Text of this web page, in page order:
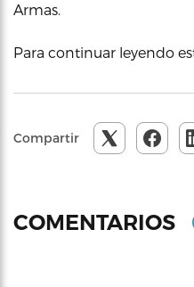
Armas.
Para continuar leyendo
Compartir
COMENTARIOS